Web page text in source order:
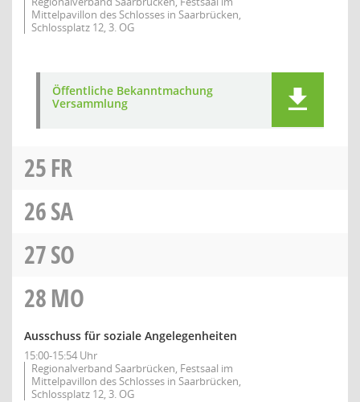
Mittelpavillon des Schlosses in Saarbrücken,
Schlossplatz 12, 3. OG
Öffentliche Bekanntmachung
Versammlung
25FR
26SA
27SO
28MO
Ausschuss für soziale Angelegenheiten
15:00-15:54 Uhr
Regionalverband Saarbrücken, Festsaal im
Mittelpavillon des Schlosses in Saarbrücken,
Schlossplatz 12, 3. OG